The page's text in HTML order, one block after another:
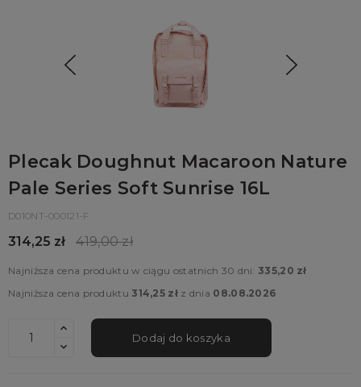
Plecak Doughnut Macaroon Nature
Pale Series Soft Sunrise 16L
D010NT-000121-F
314,25 zł 419,00 zł
Najniższa cena produktu w ciągu ostatnich 30 dni: 335,20 zł
Najniższa cena produktu 314,25 złz dnia 08.08.2026
Dodaj do koszyka